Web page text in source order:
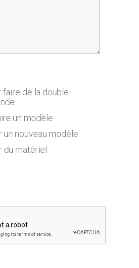
faire de la double
un modèle
un nouveau modèle
du matériel